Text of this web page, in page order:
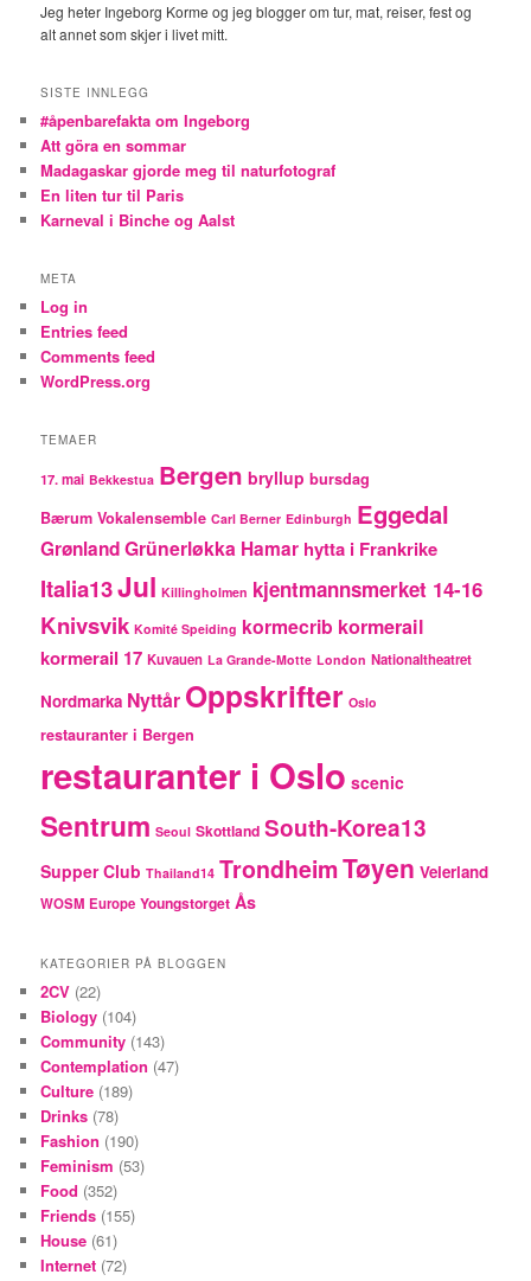
Jeg heter Ingeborg Korme og jeg blogger om tur, mat, reiser, fest og
alt annet som skjer i livet mitt.
SISTE INNLEGG
#åpenbarefakta om Ingeborg
Att göra en sommar
Madagaskar gjorde meg til naturfotograf
En liten tur til Paris
Karneval i Binche og Aalst
META
Log in
Entries feed
Comments feed
WordPress.org
TEMAER
17. mai Bekkestua Bergen bryllup bursdag
Bærum Vokalensemble Carl Berner Edinburgh Eggedal
GrønlandGrünerløkka Hamar hytta i Frankrike
Italia13Jul Killingholmen kjentmannsmerket 14-16
Knivsvik Komité Speiding kormecrib kormerail
kormerail 17 Kuvauen La Grande-Motte London Nationaltheatret
Nordmarka Nyttår Oppskrifter Oslo
restauranter i Bergen
restauranter i Oslo scenic
Sentrum Seoul Skottland South-Korea13
Supper Club Thailand14 TrondheimTøyen Veierland
WOSM Europe Youngstorget Ås
KATEGORIER PÅ BLOGGEN
2CV (22)
Biology (104)
Community (143)
Contemplation (47)
Culture (189)
Drinks (78)
Fashion (190)
Feminism (53)
Food (352)
Friends (155)
House (61)
Internet (72)